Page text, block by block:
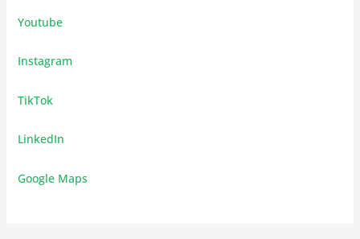
Youtube
Instagram
TikTok
LinkedIn
Google Maps